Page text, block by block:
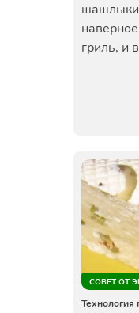
шашлыки
гриль, и
СОВЕТ ОТ
Технология